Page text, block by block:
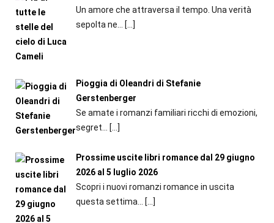
Un amore che attraversa il tempo. Una verità
sepolta ne...
[…]
Pioggia di Oleandri di Stefanie
Gerstenberger
Se amate i romanzi familiari ricchi di emozioni,
segret... […]
Prossime uscite libri romance dal 29 giugno
2026 al 5 luglio 2026
Scopri i nuovi romanzi romance in uscita
questa settima...
[…]